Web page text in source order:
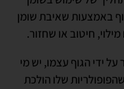
באמצעות שאיבת שומן
חיטוב או שחזור.
ידי הגוף עצמו, יש מי
שלו הולכת